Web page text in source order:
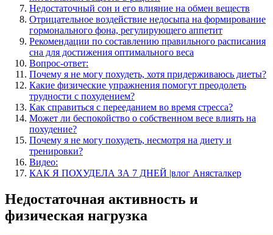
Недостаточный сон и его влияние на обмен веществ
Отрицательное воздействие недосыпа на формирование
гормонального фона, регулирующего аппетит
Рекомендации по составлению правильного расписания
сна для достижения оптимального веса
Вопрос-ответ:
Почему я не могу похудеть, хотя придерживаюсь диеты?
Какие физические упражнения помогут преодолеть
трудности с похудением?
Как справиться с перееданием во время стресса?
Может ли беспокойство о собственном весе влиять на
похудение?
Почему я не могу похудеть, несмотря на диету и
тренировки?
Видео:
КАК Я ПОХУДЕЛА ЗА 7 ДНЕЙ |влог Анясталкер
Недостаточная активность и
физическая нагрузка